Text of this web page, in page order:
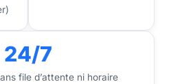
24/7
file d’attente ni horaire